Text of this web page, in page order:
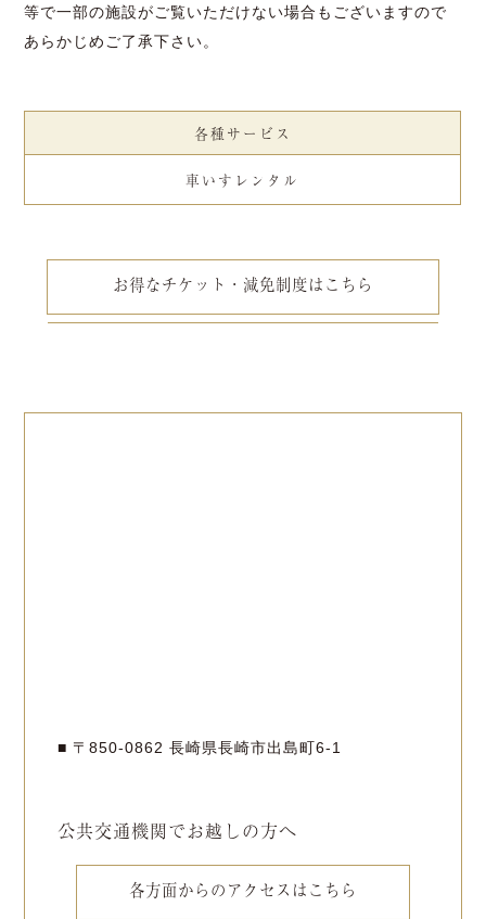
等で一部の施設がご覧いただけない場合もございますので
あらかじめご了承下さい。
各種サービス
車いすレンタル
お得なチケット・減免制度はこちら
■ 〒850-0862 長崎県長崎市出島町6-1
公共交通機関でお越しの方へ
各方面からのアクセスはこちら